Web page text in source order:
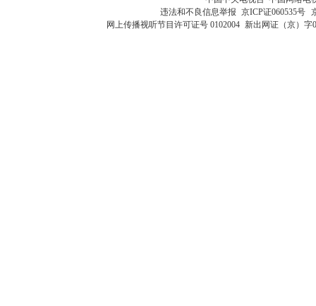
违法和不良信息举报 京ICP证060535号
网上传播视听节目许可证号 0102004 新出网证（京）